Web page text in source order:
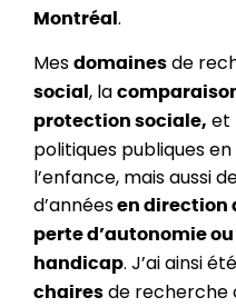
Montréal .
Mes domaines de
social , la
protection sociale, et
politiques publiques
l’enfance, mais aussi
d’annéesen direction
perte d’autonomie
handicap. J’ai ainsi été
chaires de recherche